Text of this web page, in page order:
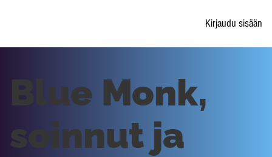
Kirjaudu sisään
Blue Monk,
soinnut ja